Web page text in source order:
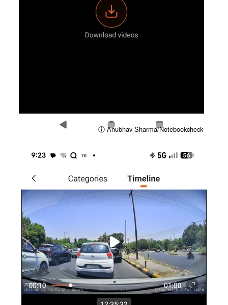
ⓘ Anubhav Sharma/Notebookcheck